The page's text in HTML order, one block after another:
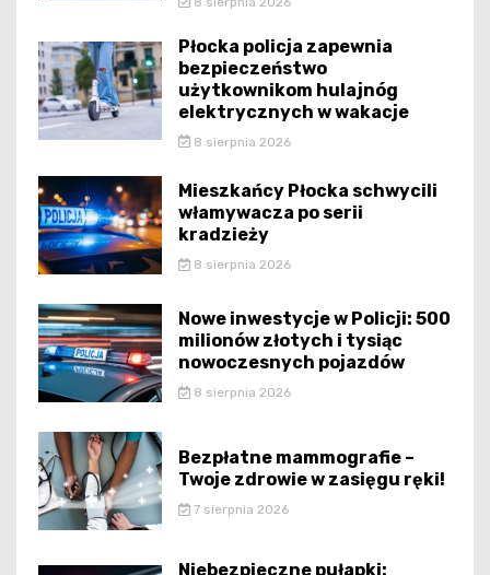
Płocka policja zapewnia
bezpieczeństwo
użytkownikom hulajnóg
elektrycznych w wakacje
8 sierpnia 2026
Mieszkańcy Płocka schwycili
włamywacza po serii
kradzieży
8 sierpnia 2026
Nowe inwestycje w Policji: 500
milionów złotych i tysiąc
nowoczesnych pojazdów
8 sierpnia 2026
Bezpłatne mammografie –
Twoje zdrowie w zasięgu ręki!
7 sierpnia 2026
Niebezpieczne pułapki: